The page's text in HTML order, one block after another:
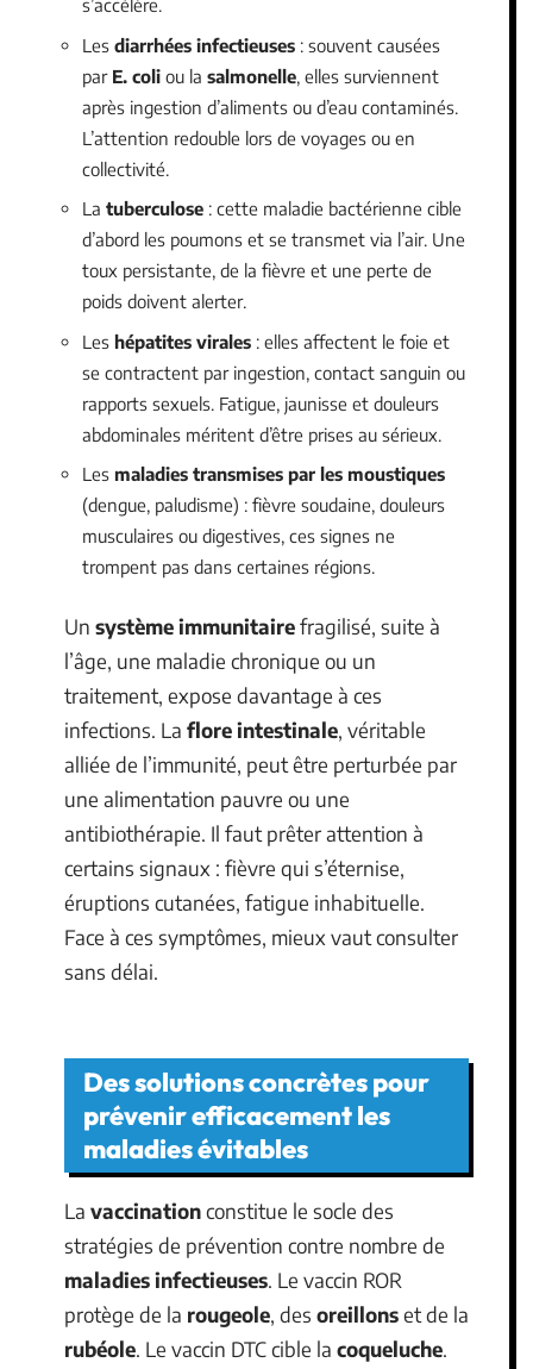
s’accélère.
Les diarrhées infectieuses : souvent causées
par E. coli ou la salmonelle , elles surviennent
après ingestion d’aliments ou d’eau contaminés.
L’attention redouble lors de voyages ou en
collectivité.
La tuberculose : cette maladie bactérienne cible
d’abord les poumons et se transmet via l’air. Une
toux persistante, de la fièvre et une perte de
poids doivent alerter.
Les hépatites virales : elles affectent le foie et
se contractent par ingestion, contact sanguin ou
rapports sexuels. Fatigue, jaunisse et douleurs
abdominales méritent d’être prises au sérieux.
Les maladies transmises par les moustiques
(dengue, paludisme) : fièvre soudaine, douleurs
musculaires ou digestives, ces signes ne
trompent pas dans certaines régions.
Un système immunitairefragilisé, suite à
l’âge, une maladie chronique ou un
traitement, expose davantage à ces
infections. La flore intestinale, véritable
alliée de l’immunité, peut être perturbée par
une alimentation pauvre ou une
antibiothérapie. Il faut prêter attention à
certains signaux : fièvre qui s’éternise,
éruptions cutanées, fatigue inhabituelle.
Face à ces symptômes, mieux vaut consulter
sans délai.
Des solutions concrètes pour
prévenir efficacement les
maladies évitables
La vaccinationconstitue le socle des
stratégies de prévention contre nombre de
maladies infectieuses. Le vaccin ROR
protège de la rougeole, des oreillonset de la
rubéole. Le vaccin DTC cible la coqueluche.